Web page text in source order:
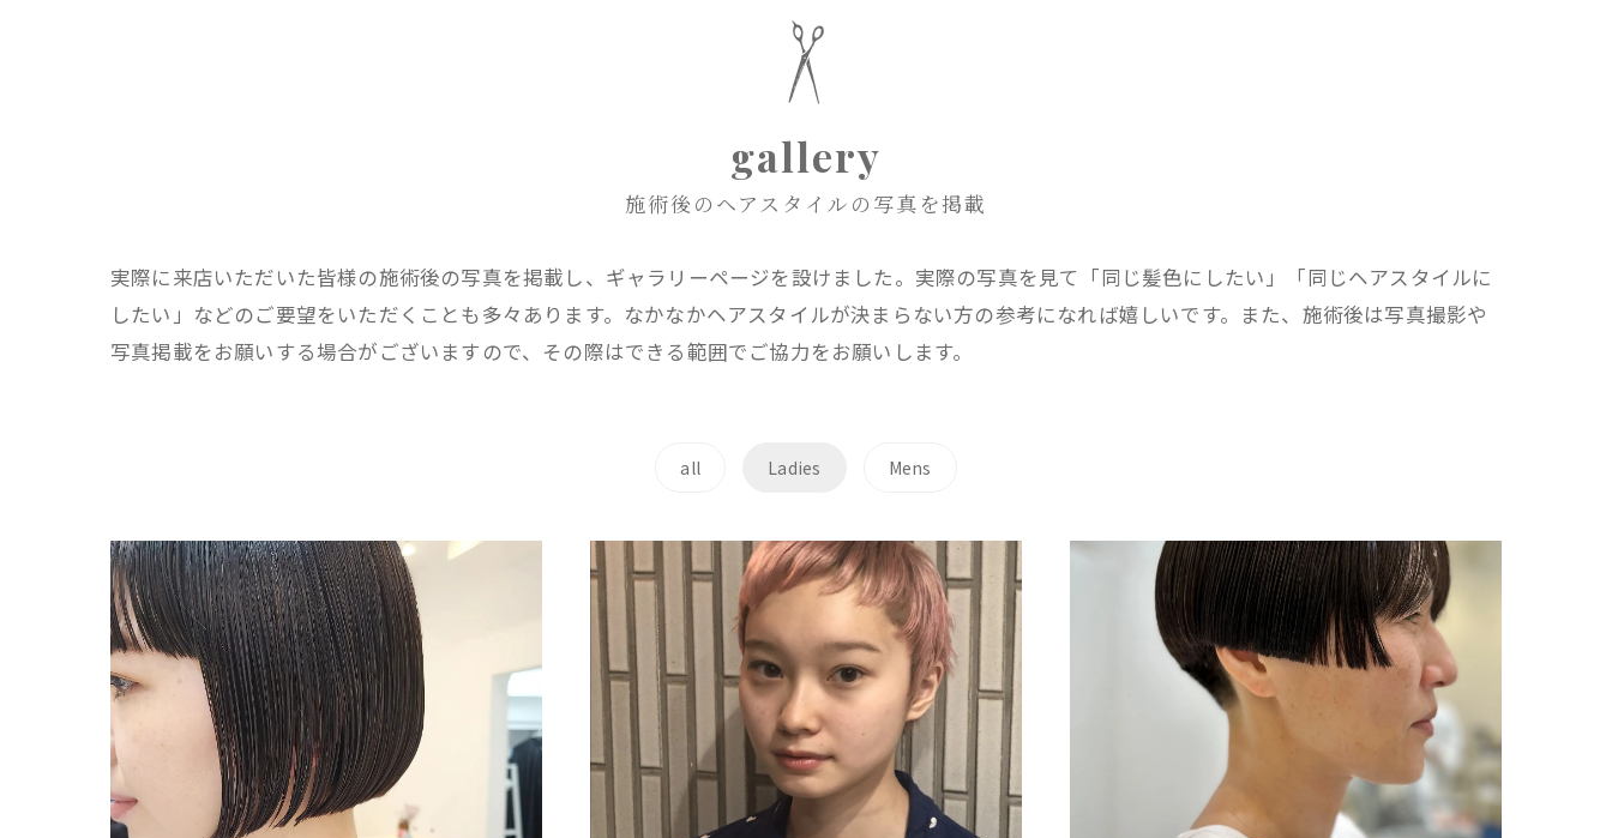
gallery
施術後のヘアスタイルの写真を掲載
実際に来店いただいた皆様の施術後の写真を掲載し、ギャラリーページを設けました。実際の写真を見て「同じ髪色にしたい」「同じヘアスタイルに
したい」などのご要望をいただくことも多々あります。なかなかヘアスタイルが決まらない方の参考になれば嬉しいです。また、施術後は写真撮影や
写真掲載をお願いする場合がございますので、その際はできる範囲でご協力をお願いします。
all Ladies Mens